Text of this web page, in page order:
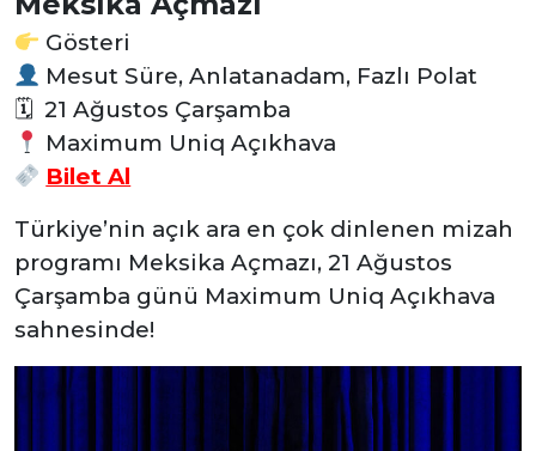
Gösteri
Mesut Süre, Anlatanadam, Fazlı Polat
🗓 21 Ağustos Çarşamba
Maximum Uniq Açıkhava
Bilet Al
Türkiye’nin açık ara en çok dinlenen mizah
programı Meksika Açmazı, 21 Ağustos
Çarşamba günü Maximum Uniq Açıkhava
sahnesinde!